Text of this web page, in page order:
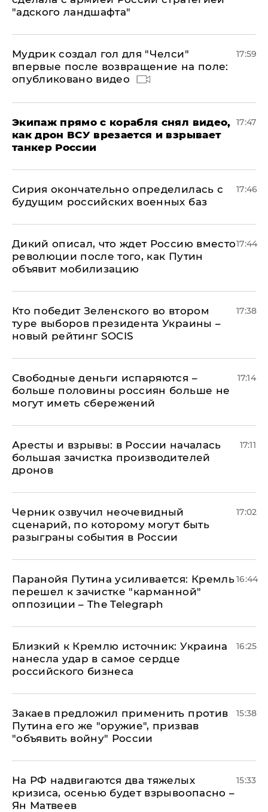
"адского ландшафта"
Мудрик создал гол для "Челси"
впервые после возвращение на поле:
опубликовано видео
17:59
Экипаж прямо с корабля снял видео,
как дрон ВСУ врезается и взрывает
танкер России
17:47
Сирия окончательно определилась с
будущим российских военных баз
17:46
Дикий описал, что ждет Россию вместо
революции после того, как Путин
объявит мобилизацию
17:44
Кто победит Зеленского во втором
туре выборов президента Украины –
новый рейтинг SOCIS
17:38
Свободные деньги испаряются –
больше половины россиян больше не
могут иметь сбережений
17:14
Аресты и взрывы: в России началась
большая зачистка производителей
дронов
17:11
Черник озвучил неочевидный
сценарий, по которому могут быть
разыграны события в России
17:02
Паранойя Путина усиливается: Кремль
перешел к зачистке "карманной"
оппозиции – The Telegraph
16:44
Близкий к Кремлю источник: Украина
нанесла удар в самое сердце
российского бизнеса
16:25
Закаев предложил применить против
Путина его же "оружие", призвав
"объявить войну" России
15:38
На РФ надвигаются два тяжелых
кризиса, осенью будет взрывоопасно –
Ян Матвеев
15:33